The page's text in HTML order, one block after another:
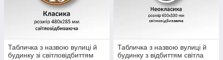
Табличка з назвою вулиці й
будинку зі світловідбиттям
Табличка з назвою вулиці й
будинку з відбиттям світла